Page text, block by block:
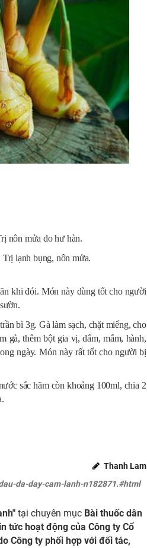
nôn mửa do hư hàn.
lạnh bụng, nôn mửa.
khi đói. Món này dùng tốt cho người
bì 3g. Gà làm sạch, chặt miếng, cho
gà, thêm bột gia vị, dấm, mắm, hành,
ngày. Món này rất tốt cho người bị
sắc hãm còn khoảng 100ml, chia 2
Thanh Lam
da-day-cam-lanh-n182871.#html
tại chuyên mục Bài thuốc dân
tức hoạt động của Công ty Cổ
Công ty phối hợp với đối tác,